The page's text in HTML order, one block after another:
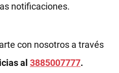
notificaciones.
con nosotros a través
al 3885007777.